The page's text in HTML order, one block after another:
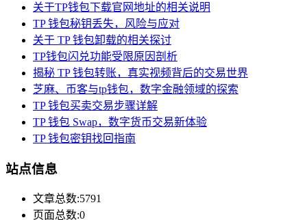
关于TP钱包下载官网地址的相关说明
TP 钱包秘钥丢失，风险与应对
关于 TP 钱包卸载的相关探讨
TP钱包闪兑功能受限原因剖析
揭秘 TP 钱包转账，真实视频背后的交易世界
芝麻、币客与tp钱包，数字金融领域的探索
TP 钱包买卖交易步骤详解
TP 钱包 Swap，数字货币交易新体验
TP 钱包密钥找回指南
站点信息
文章总数:5791
页面总数:0